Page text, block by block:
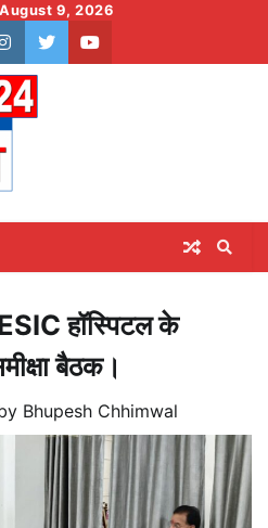
9, 2026
instagram
twitteryoutube
हॉस्पिटल के
बैठक।
Bhupesh Chhimwal